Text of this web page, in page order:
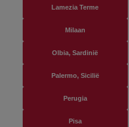
Lamezia Terme
Milaan
Olbia, Sardinië
Palermo, Sicilië
Perugia
Pisa